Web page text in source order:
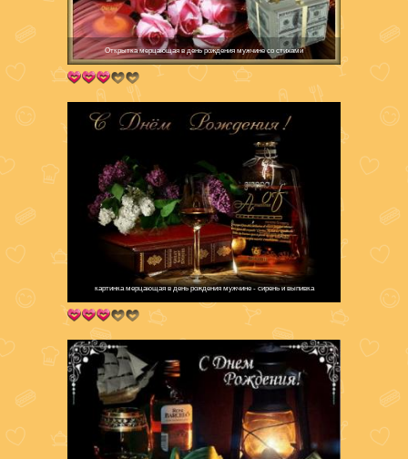
Открытка мерцающая в день рождения мужчине со стихами
картинка мерцающая в день рождения мужчине - сирень и выпивка